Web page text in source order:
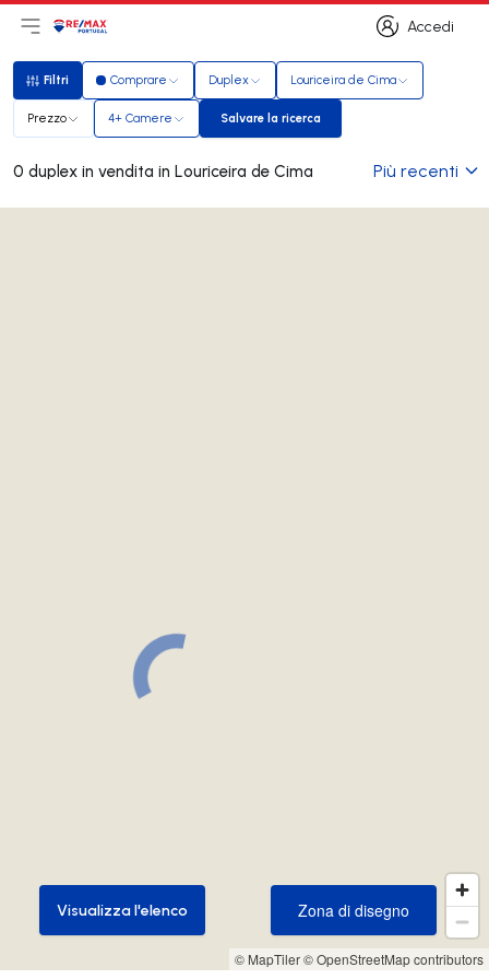
Accedi
Accedi
Apri il menu principale
LogoVai alla homepage
Filtri
Filtri Comprare Duplex Louriceira de Cima
Prezzo 4+ Camere Salvare la ricerca
Salvare la ricerca
0 duplex in vendita in Louriceira de Cima Più recenti
© MapTiler© OpenStreetMap contributors
Zona di disegno
Zona di disegno
Visualizza l'elenco
Visualizza l'elenco